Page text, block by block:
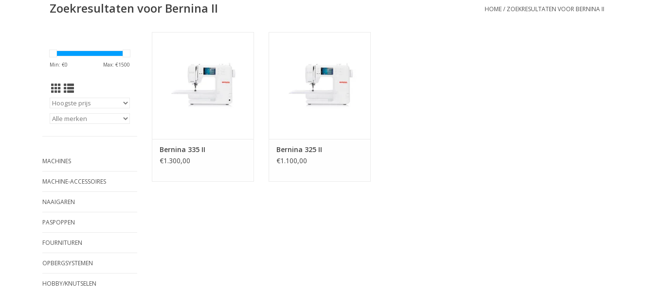
Zoekresultaten voor Bernina II HOME/ ZOEKRESULTATEN VOOR BERNINA II
Min: €0 Max: €1500
MACHINES
MACHINE-ACCESSOIRES
NAAIGAREN
PASPOPPEN
FOURNITUREN
OPBERGSYSTEMEN
HOBBY/KNUTSELEN
Bernina 335 II
€1.300,00
Bernina 325 II
€1.100,00